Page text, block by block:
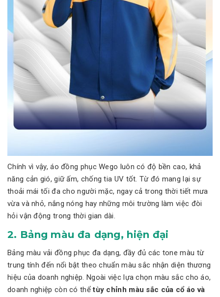
Chính vì vậy, áo đồng phục Wego luôn có độ bền cao, khả
năng cản gió, giữ ấm, chống tia UV tốt. Từ đó mang lại sự
thoải mái tối đa cho người mặc, ngay cả trong thời tiết mưa
vừa và nhỏ, nắng nóng hay những môi trường làm việc đòi
hỏi vận động trong thời gian dài.
2. Bảng màu đa dạng, hiện đại
Bảng màu vải đồng phục đa dạng, đầy đủ các tone màu từ
trung tính đến nổi bật theo chuẩn màu sắc nhận diện thương
hiệu của doanh nghiệp. Ngoài việc lựa chọn màu sắc cho áo,
doanh nghiệp còn có thểtùy chỉnh màu sắc của cổ áo và